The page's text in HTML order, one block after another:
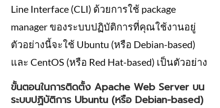
Line Interface (CLI) ด้วยการใช้ package
manager ของระบบปฏิบัติการที่คุณใช้งานอยู่
ตัวอย่างนี้จะใช้ Ubuntu (หรือ Debian-based)
และ CentOS (หรือ Red Hat-based) เป็นตัวอย่าง
ขั้นตอนในการติดตั้ง Apache Web Server บน
ระบบปฏิบัติการ Ubuntu (หรือ Debian-based)